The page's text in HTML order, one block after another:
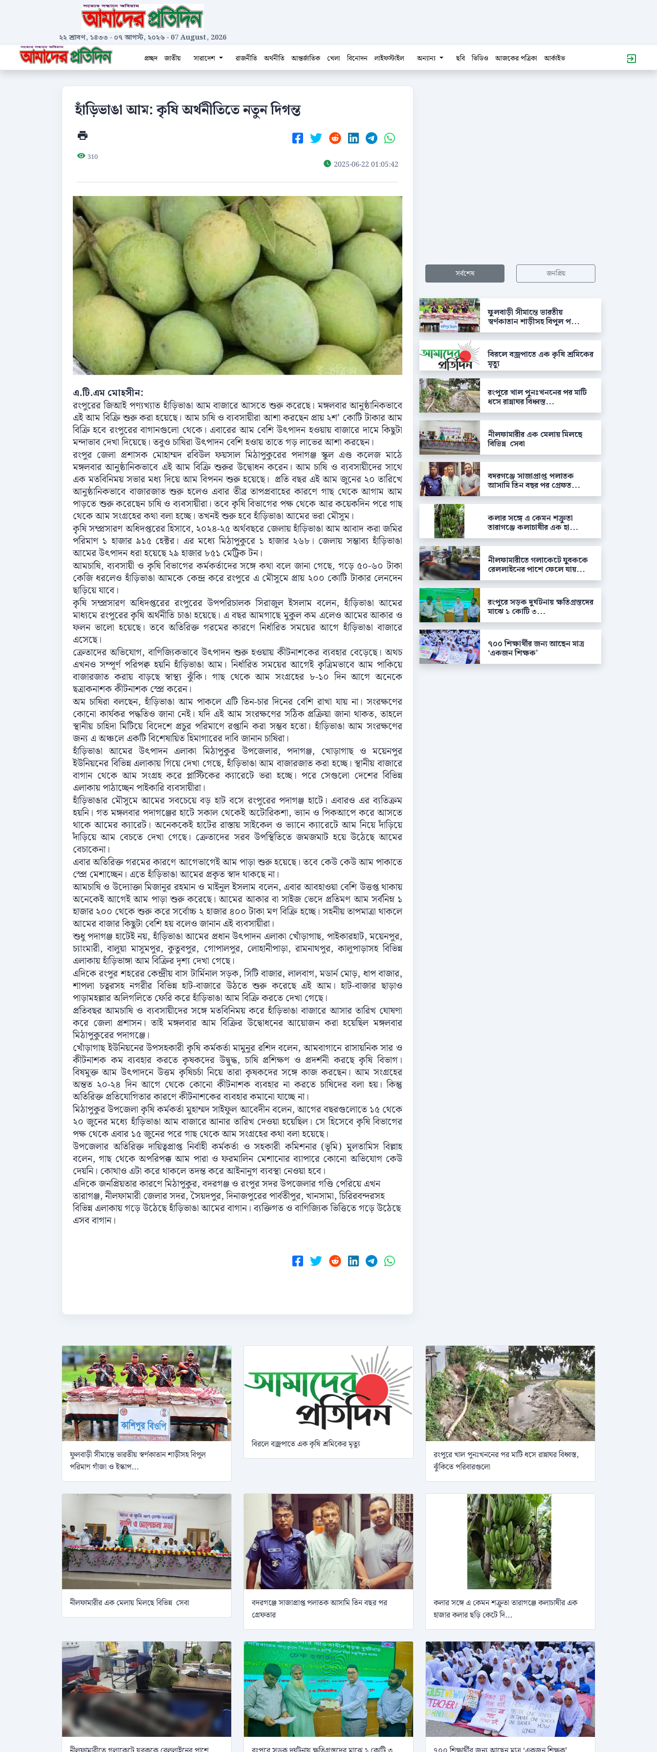
২২ শ্রাবণ, ১৪৩৩ - ০৭ আগস্ট, ২০২৬- 07 August, 2026
প্রচ্ছদ
জাতীয় সারাদেশ রাজনীতি অর্থনীতি আন্তর্জাতিক খেলা বিনোদন লাইফস্টাইল অন্যান্য ছবি ভিডিও আজকের পত্রিকা আর্কাইভ
হাঁড়িভাঙা আম: কৃষি অর্থনীতিতে নতুন দিগন্ত
310
2025-06-22 01:05:42
এ.টি.এম মোহসীন:
রংপুরের জিআই পণ্যখ্যাত হাঁড়িভাঙা আম বাজারে আসতে শুরু করেছে। মঙ্গলবার আনুষ্ঠানিকভাবে
এই আম বিক্রি শুরু করা হয়েছে। আম চাষি ও ব্যবসায়ীরা আশা করছেন প্রায় ২শ’ কোটি টাকার আম
বিক্রি হবে রংপুরের বাগানগুলো থেকে। এবারের আম বেশি উৎপাদন হওয়ায় বাজারে দামে কিছুটা
মন্দাভাব দেখা দিয়েছে। তবুও চাষিরা উৎপাদন বেশি হওায় তাতে গড় লাভের আশা করছেন।
রংপুর জেলা প্রশাসক মোহাম্মদ রবিউল ফয়সাল মিঠাপুকুরের পদাগঞ্জ স্কুল এণ্ড কলেজ মাঠে
মঙ্গলবার আনুষ্ঠানিকভাবে এই আম বিক্রি শুরুর উদ্বোধন করেন। আম চাষি ও ব্যবসায়ীদের সাথে
এক মতবিনিময় সভার মধ্য দিয়ে আম বিপনন শুরু হয়েছে। প্রতি বছর এই আম জুনের ২০ তারিখে
আনুষ্ঠানিকভাবে বাজারজাত শুরু হলেও এবার তীব্র তাপপ্রবাহের কারণে গাছ থেকে আগাম আম
পাড়তে শুরু করেছেন চাষি ও ব্যবসায়ীরা। তবে কৃষি বিভাগের পক্ষ থেকে আর কয়েকদিন পরে গাছ
থেকে আম সংগ্রহের কথা বলা হচ্ছে। তখনই শুরু হবে হাঁড়িভাঙা আমের ভরা মৌসুম।
কৃষি সম্প্রসারণ অধিদপ্তরের হিসাবে, ২০২৪-২৫ অর্থবছরে জেলায় হাঁড়িভাঙা আম আবাদ করা জমির
পরিমাণ ১ হাজার ৯১৫ হেক্টর। এর মধ্যে মিঠাপুকুরে ১ হাজার ২৬৮। জেলায় সম্ভাব্য হাঁড়িভাঙা
আমের উৎপাদন ধরা হয়েছে ২৯ হাজার ৮৫১ মেট্রিক টন।
আমচাষি, ব্যবসায়ী ও কৃষি বিভাগের কর্মকর্তাদের সঙ্গে কথা বলে জানা গেছে, গড়ে ৫০-৬০ টাকা
কেজি ধরলেও হাঁড়িভাঙা আমকে কেন্দ্র করে রংপুরে এ মৌসুমে প্রায় ২০০ কোটি টাকার লেনদেন
ছাড়িয়ে যাবে।
কৃষি সম্প্রসারণ অধিদপ্তরের রংপুরের উপপরিচালক সিরাজুল ইসলাম বলেন, হাঁড়িভাঙা আমের
মাধ্যমে রংপুরের কৃষি অর্থনীতি চাঙা হয়েছে। এ বছর আমগাছে মুকুল কম এলেও আমের আকার ও
ফলন ভালো হয়েছে। তবে অতিরিক্ত গরমের কারণে নির্ধারিত সময়ের আগে হাঁড়িভাঙা বাজারে
এসেছে।
ক্রেতাদের অভিযোগ, বাণিজ্যিকভাবে উৎপাদন শুরু হওয়ায় কীটনাশকের ব্যবহার বেড়েছে। অথচ
এখনও সম্পূর্ণ পরিপক্ব হয়নি হাঁড়িভাঙা আম। নির্ধারিত সময়ের আগেই কৃত্রিমভাবে আম পাকিয়ে
বাজারজাত করায় বাড়ছে স্বাস্থ্য ঝুঁকি। গাছ থেকে আম সংগ্রহের ৮-১০ দিন আগে অনেকে
ছত্রাকনাশক কীটনাশক স্প্রে করেন।
অম চাষিরা বলছেন, হাঁড়িভাঙা আম পাকলে এটি তিন-চার দিনের বেশি রাখা যায় না। সংরক্ষণের
কোনো কার্যকর পদ্ধতিও জানা নেই। যদি এই আম সংরক্ষণের সঠিক প্রক্রিয়া জানা থাকত, তাহলে
স্থানীয় চাহিদা মিটিয়ে বিদেশে প্রচুর পরিমাণে রপ্তানি করা সম্ভব হতো। হাঁড়িভাঙা আম সংরক্ষণের
জন্য এ অঞ্চলে একটি বিশেষায়িত হিমাগারের দাবি জানান চাষিরা।
হাঁড়িভাঙা আমের উৎপাদন এলাকা মিঠাপুকুর উপজেলার, পদাগঞ্জ, খোড়াগাছ ও ময়েনপুর
ইউনিয়নের বিভিন্ন এলাকায় গিয়ে দেখা গেছে, হাঁড়িভাঙা আম বাজারজাত করা হচ্ছে। স্থানীয় বাজারে
বাগান থেকে আম সংগ্রহ করে প্লাস্টিকের ক্যারেটে ভরা হচ্ছে। পরে সেগুলো দেশের বিভিন্ন
এলাকায় পাঠাচ্ছেন পাইকারি ব্যবসায়ীরা।
হাঁড়িভাঙার মৌসুমে আমের সবচেয়ে বড় হাট বসে রংপুরের পদাগঞ্জ হাটে। এবারও এর ব্যতিক্রম
হয়নি। গত মঙ্গলবার পদাগঞ্জের হাটে সকাল থেকেই অটোরিকশা, ভ্যান ও পিকআপে করে আসতে
থাকে আমের ক্যারেট। অনেককেই হাটের রাস্তায় সাইকেল ও ভ্যানে ক্যারেটে আম নিয়ে দাঁড়িয়ে
দাঁড়িয়ে আম বেচতে দেখা গেছে। ক্রেতাদের সরব উপস্থিতিতে জমজমাট হয়ে উঠেছে আমের
বেচাকেনা।
এবার অতিরিক্ত গরমের কারণে আগেভাগেই আম পাড়া শুরু হয়েছে। তবে কেউ কেউ আম পাকাতে
স্প্রে মেশাচ্ছেন। এতে হাঁড়িভাঙা আমের প্রকৃত স্বাদ থাকছে না।
আমচাষি ও উদ্যোক্তা মিজানুর রহমান ও মাইনুল ইসলাম বলেন, এবার আবহাওয়া বেশি উত্তপ্ত থাকায়
অনেকেই আগেই আম পাড়া শুরু করেছে। আমের আকার বা সাইজ ভেদে প্রতিমণ আম সর্বনিম্ন ১
হাজার ২০০ থেকে শুরু করে সর্বোচ্চ ২ হাজার ৪০০ টাকা মণ বিক্রি হচ্ছে। সহনীয় তাপমাত্রা থাকলে
আমের বাজার কিছুটা বেশি হয় বলেও জানান এই ব্যবসায়ীরা।
শুধু পদাগঞ্জ হাটেই নয়, হাঁড়িভাঙা আমের প্রধান উৎপাদন এলাকা খোঁড়াগাছ, পাইকারহাট, ময়েনপুর,
চ্যাংমারী, বালুয়া মাসুমপুর, কুতুবপুর, গোপালপুর, লোহানীপাড়া, রামনাথপুর, কালুপাড়াসহ বিভিন্ন
এলাকায় হাঁড়িভাঙ্গা আম বিক্রির দৃশ্য দেখা গেছে।
এদিকে রংপুর শহরের কেন্দ্রীয় বাস টার্মিনাল সড়ক, সিটি বাজার, লালবাগ, মডার্ন মোড়, ধাপ বাজার,
শাপলা চত্বরসহ নগরীর বিভিন্ন হাট-বাজারে উঠতে শুরু করেছে এই আম। হাট-বাজার ছাড়াও
পাড়ামহল্লার অলিগলিতে ফেরি করে হাঁড়িভাঙা আম বিক্রি করতে দেখা গেছে।
প্রতিবছর আমচাষি ও ব্যবসায়ীদের সঙ্গে মতবিনিময় করে হাঁড়িভাঙা বাজারে আসার তারিখ ঘোষণা
করে জেলা প্রশাসন। তাই মঙ্গলবার আম বিক্রির উদ্বোধনের আয়োজন করা হয়েছিল মঙ্গলবার
মিঠাপুকুরের পদাগঞ্জে।
খোঁড়াগাছ ইউনিয়নের উপসহকারী কৃষি কর্মকর্তা মামুনুর রশিদ বলেন, আমবাগানে রাসায়নিক সার ও
কীটনাশক কম ব্যবহার করতে কৃষকদের উদ্বুদ্ধ, চাষি প্রশিক্ষণ ও প্রদর্শনী করছে কৃষি বিভাগ।
বিষমুক্ত আম উৎপাদনে উত্তম কৃষিচর্চা নিয়ে তারা কৃষকদের সঙ্গে কাজ করছেন। আম সংগ্রহের
অন্তত ২০-২৪ দিন আগে থেকে কোনো কীটনাশক ব্যবহার না করতে চাষিদের বলা হয়। কিন্তু
অতিরিক্ত প্রতিযোগিতার কারণে কীটনাশকের ব্যবহার কমানো যাচ্ছে না।
মিঠাপুকুর উপজেলা কৃষি কর্মকর্তা মুহাম্মদ সাইফুল আবেদীন বলেন, আগের বছরগুলোতে ১৫ থেকে
২০ জুনের মধ্যে হাঁড়িভাঙা আম বাজারে আনার তারিখ দেওয়া হয়েছিল। সে হিসেবে কৃষি বিভাগের
পক্ষ থেকে এবার ১৫ জুনের পরে গাছ থেকে আম সংগ্রহের কথা বলা হয়েছে।
উপজেলার অতিরিক্ত দায়িত্বপ্রাপ্ত নির্বাহী কর্মকর্তা ও সহকারী কমিশনার (ভূমি) মুলতামিস বিল্লাহ
বলেন, গাছ থেকে অপরিপক্ক আম পারা ও ফরমালিন মেশানোর ব্যাপারে কোনো অভিযোগ কেউ
দেয়নি। কোথাও এটা করে থাকলে তদন্ত করে আইনানুগ ব্যবস্থা নেওয়া হবে।
এদিকে জনপ্রিয়তার কারণে মিঠাপুকুর, বদরগঞ্জ ও রংপুর সদর উপজেলার গণ্ডি পেরিয়ে এখন
তারাগঞ্জ, নীলফামারী জেলার সদর, সৈয়দপুর, দিনাজপুরের পার্বতীপুর, খানসামা, চিরিরবন্দরসহ
বিভিন্ন এলাকায় গড়ে উঠেছে হাঁড়িভাঙা আমের বাগান। ব্যক্তিগত ও বাণিজ্যিক ভিত্তিতে গড়ে উঠেছে
এসব বাগান।
সর্বশেষ জনপ্রিয়
ফুলবাড়ী সীমান্তে ভারতীয়
স্বর্ণকাতান শাড়ীসহ বিপুল প...
বিরলে বজ্রপাতে এক কৃষি শ্রমিকের
মৃত্যু
রংপুরে খাল পুনঃখননের পর মাটি
ধসে রান্নাঘর বিধ্বস্ত...
নীলফামারীর এক মেলায় মিলছে
বিভিন্ন সেবা
বদরগঞ্জে সাজাপ্রাপ্ত পলাতক
আসামি তিন বছর পর গ্রেফত...
কলার সঙ্গে এ কেমন শক্রুতা
তারাগঞ্জে কলাচাষীর এক হা...
নীলফামারীতে গলাকেটে যুবককে
রেললাইনের পাশে ফেলে যায়...
রংপুরে সড়ক দুর্ঘটনায় ক্ষতিগ্রস্তদের
মাঝে ১ কোটি ৩...
৭০০ শিক্ষার্থীর জন্য আছেন মাত্র
‘একজন শিক্ষক’
ফুলবাড়ী সীমান্তে ভারতীয় স্বর্ণকাতান শাড়ীসহ বিপুল
পরিমাণ গাঁজা ও ইস্কাপ...
বিরলে বজ্রপাতে এক কৃষি শ্রমিকের মৃত্যু
রংপুরে খাল পুনঃখননের পর মাটি ধসে রান্নাঘর বিধ্বস্ত,
ঝুঁকিতে পরিবারগুলো
নীলফামারীর এক মেলায় মিলছে বিভিন্ন সেবা
বদরগঞ্জে সাজাপ্রাপ্ত পলাতক আসামি তিন বছর পর
গ্রেফতার
কলার সঙ্গে এ কেমন শক্রুতা তারাগঞ্জে কলাচাষীর এক
হাজার কলার ছড়ি কেটে দি...